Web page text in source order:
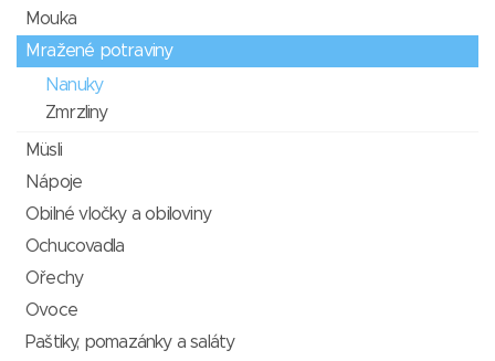
Mouka
Mražené potraviny
Nanuky
Zmrzliny
Müsli
Nápoje
Obilné vločky a obiloviny
Ochucovadla
Ořechy
Ovoce
Paštiky, pomazánky a saláty